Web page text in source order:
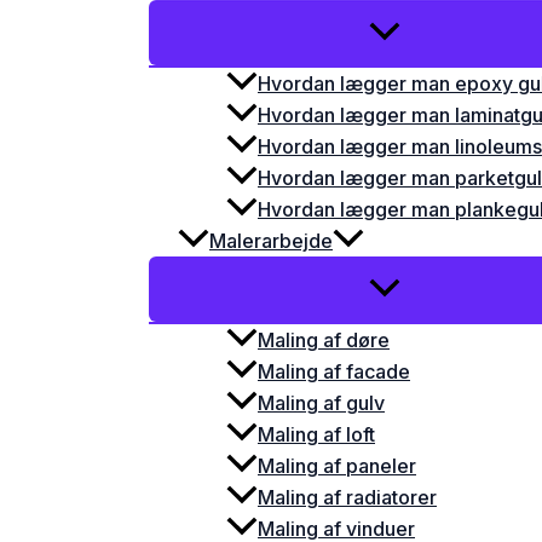
Hvordan lægger man epoxy
Hvordan lægger man
Hvordan lægger man
Hvordan lægger man
Hvordan lægger man
Malerarbejde
Maling af døre
Maling af facade
Maling af gulv
Maling af loft
Maling af paneler
Maling af radiatorer
Maling af vinduer